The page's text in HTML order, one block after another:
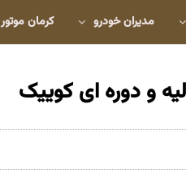
مدیران خودرو کرمان موتور
و دوره ای کوییک